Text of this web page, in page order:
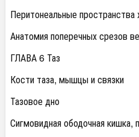
Перитонеальные пространства
Анатомия поперечных срезов
ГЛАВА 6 Таз
Кости таза, мышцы и связки
Тазовое дно
Сигмовидная ободочная кишка,